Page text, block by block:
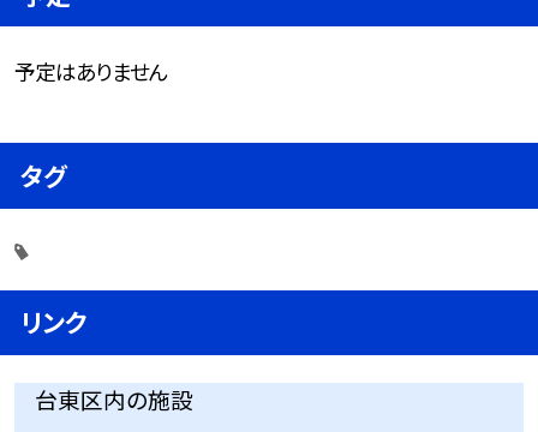
予定はありません
タグ
リンク
台東区内の施設